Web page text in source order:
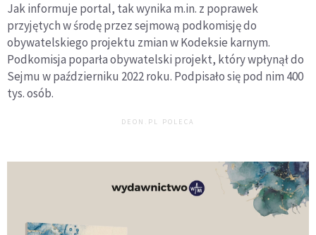
Jak informuje portal, tak wynika m.in. z poprawek
przyjętych w środę przez sejmową podkomisję do
obywatelskiego projektu zmian w Kodeksie karnym.
Podkomisja poparła obywatelski projekt, który wpłynął do
Sejmu w październiku 2022 roku. Podpisało się pod nim 400
tys. osób.
DEON.PL POLECA